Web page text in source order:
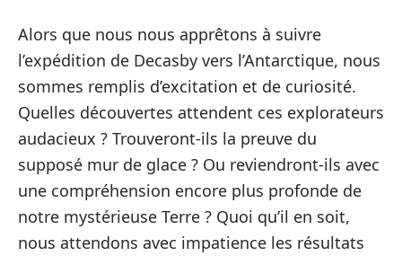
Alors que nous nous apprêtons à suivre
l’expédition de Decasby vers l’Antarctique, nous
sommes remplis d’excitation et de curiosité.
Quelles découvertes attendent ces explorateurs
audacieux ? Trouveront-ils la preuve du
supposé mur de glace ? Ou reviendront-ils avec
une compréhension encore plus profonde de
notre mystérieuse Terre ? Quoi qu’il en soit,
nous attendons avec impatience les résultats